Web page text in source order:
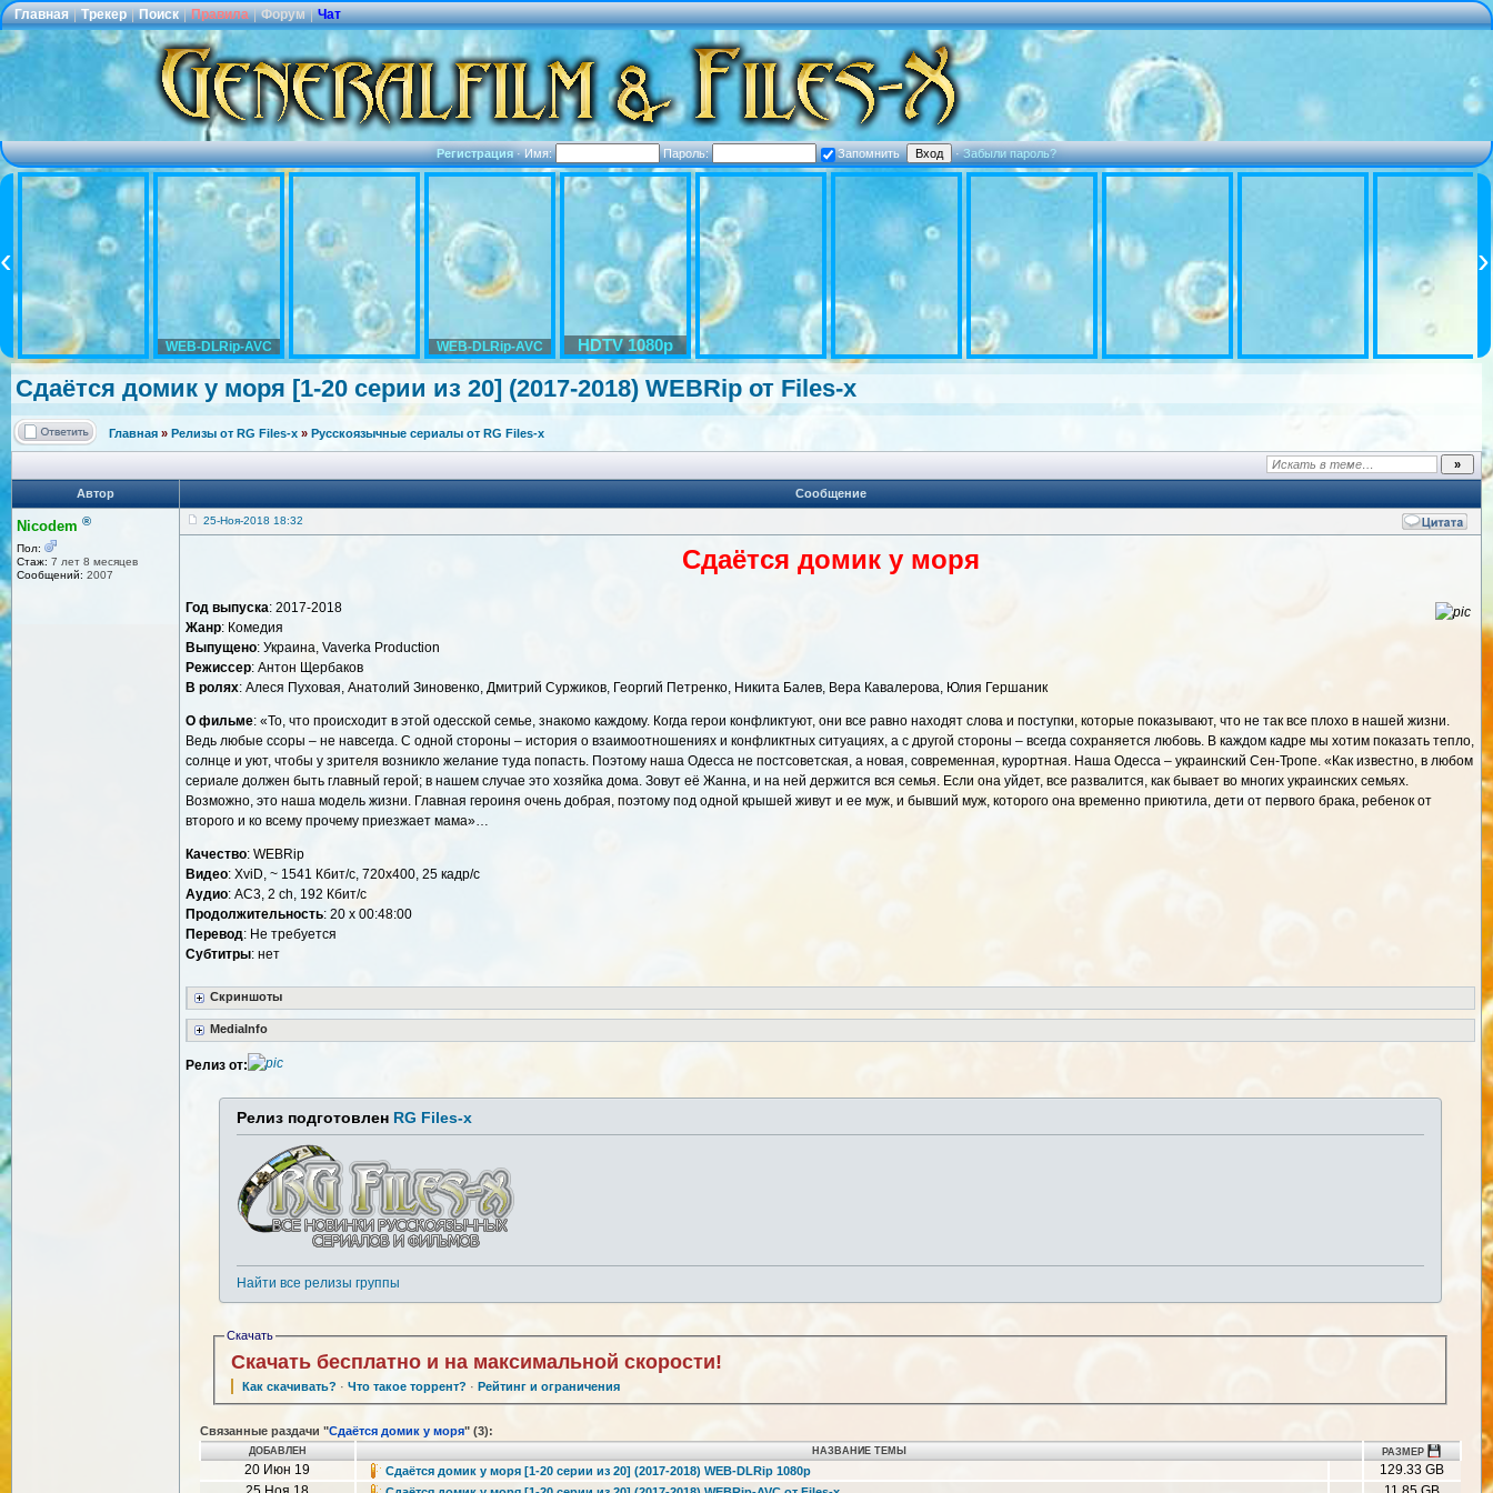
Главная | Трекер | Поиск | Правила | Форум | Чат
Регистрация·Имя: Пароль: Запомнить ·Забыли пароль?
WEB-DLRip-AVC WEB-DLRip-AVC HDTV 1080p
Сдаётся домик у моря [1-20 серии из 20] (2017-2018) WEBRip от Files-x
Главная » Релизы от RG Files-x » Русскоязычные сериалы от RG Files-x
Автор Сообщение
Nicodem ®
Пол:
Стаж: 7 лет 8 месяцев
Сообщений: 2007
25-Ноя-2018 18:32
Сдаётся домик у моря
Год выпуска: 2017-2018
Жанр: Комедия
Выпущено: Украина, Vaverka Production
Режиссер: Антон Щербаков
В ролях: Алеся Пуховая, Анатолий Зиновенко, Дмитрий Суржиков, Георгий Петренко, Никита Балев, Вера Кавалерова, Юлия Гершаник
О фильме: «То, что происходит в этой одесской семье, знакомо каждому. Когда герои конфликтуют, они все равно находят слова и поступки, которые показывают, что не так все плохо в нашей жизни.
Ведь любые ссоры – не навсегда. С одной стороны – история о взаимоотношениях и конфликтных ситуациях, а с другой стороны – всегда сохраняется любовь. В каждом кадре мы хотим показать тепло,
солнце и уют, чтобы у зрителя возникло желание туда попасть. Поэтому наша Одесса не постсоветская, а новая, современная, курортная. Наша Одесса – украинский Сен-Тропе. «Как известно, в любом
сериале должен быть главный герой; в нашем случае это хозяйка дома. Зовут её Жанна, и на ней держится вся семья. Если она уйдет, все развалится, как бывает во многих украинских семьях.
Возможно, это наша модель жизни. Главная героиня очень добрая, поэтому под одной крышей живут и ее муж, и бывший муж, которого она временно приютила, дети от первого брака, ребенок от
второго и ко всему прочему приезжает мама»…
Качество: WEBRip
Видео: XviD, ~ 1541 Кбит/с, 720x400, 25 кадр/с
Аудио: AC3, 2 ch, 192 Кбит/с
Продолжительность: 20 х 00:48:00
Перевод: Не требуется
Cубтитры: нет
Скриншоты
MediaInfo
Релиз от:
Релиз подготовлен RG Files-x
Найти все релизы группы
Скачать
Скачать бесплатно и на максимальной скорости!
Как скачивать? ·Что такое торрент? · Рейтинг и ограничения
Связанные раздачи "Сдаётся домик у моря" (3):
ДОБАВЛЕН НАЗВАНИЕ ТЕМЫ РАЗМЕР
20 Июн 19 Сдаётся домик у моря [1-20 серии из 20] (2017-2018) WEB-DLRip 1080p
129.33 GB